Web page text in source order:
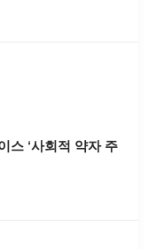
스 ‘사회적 약자 주